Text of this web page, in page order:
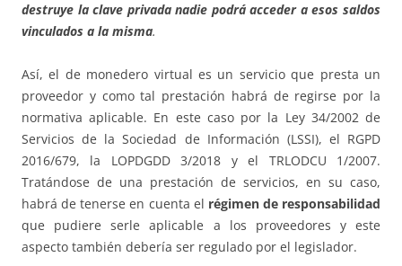
destruye la clave privada nadie podrá acceder a esos saldos
vinculados a la misma.
Así, el de monedero virtual es un servicio que presta un
proveedor y como tal prestación habrá de regirse por la
normativa aplicable. En este caso por la Ley 34/2002 de
Servicios de la Sociedad de Información (LSSI), el RGPD
2016/679, la LOPDGDD 3/2018 y el TRLODCU 1/2007.
Tratándose de una prestación de servicios, en su caso,
habrá de tenerse en cuenta el régimen de responsabilidad
que pudiere serle aplicable a los proveedores y este
aspecto también debería ser regulado por el legislador.